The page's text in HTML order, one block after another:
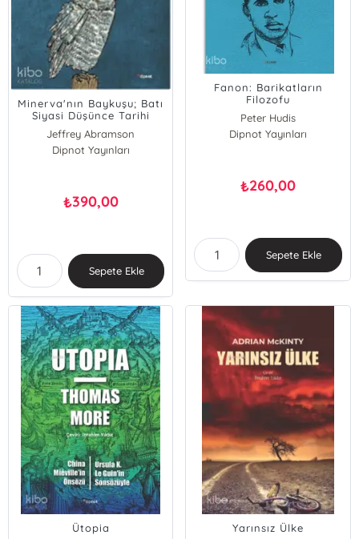
Minerva'nın Baykuşu; Batı
Siyasi Düşünce Tarihi
Jeffrey Abramson
Dipnot Yayınları
₺390,00
Sepete Ekle
Fanon: Barikatların
Filozofu
Peter Hudis
Dipnot Yayınları
₺260,00
Sepete Ekle
Ütopia Yarınsız Ülke